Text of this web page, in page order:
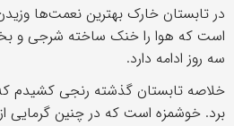
در تابستان خارک بهترین نعمت‌ها
است که هوا را خنک ساخته شرجی و
سه روز ادامه دارد.
خلاصه تابستان گذشته رنجی کشیدم که
برد. خوشمزه است که در چنین گرمایی